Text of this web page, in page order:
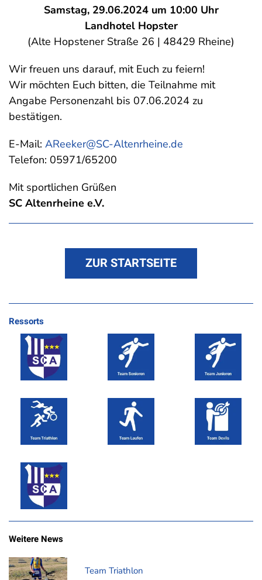
Samstag, 29.06.2024 um 10:00 Uhr
Landhotel Hopster
(Alte Hopstener Straße 26 | 48429 Rheine)
Wir freuen uns darauf, mit Euch zu feiern!
Wir möchten Euch bitten, die Teilnahme mit
Angabe Personenzahl bis 07.06.2024 zu
bestätigen.
E-Mail: AReeker@SC-Altenrheine.de
Telefon: 05971/65200
Mit sportlichen Grüßen
SC Altenrheine e.V.
ZUR STARTSEITE
Ressorts
Weitere News
Team Triathlon